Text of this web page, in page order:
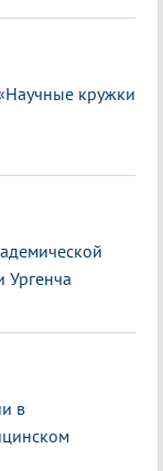
кружки
Ургенча
в